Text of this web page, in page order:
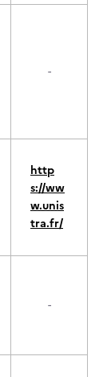
-
http
s://ww
w.unis
tra.fr/
-